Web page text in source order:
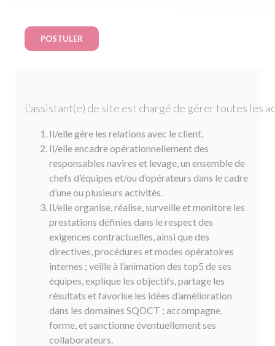
POSTULER
L’assistant(e) de site est chargé de gérer toutes
Il/elle gère les relations avec le client.
Il/elle encadre opérationnellement des
responsables navires et levage, un ensemble de
chefs d’équipes et/ou d’opérateurs dans le cadre
d’une ou plusieurs activités.
Il/elle organise, réalise, surveille et monitore les
prestations définies dans le respect des
exigences contractuelles, ainsi que des
directives, procédures et modes opératoires
internes ; veille à l’animation des top5 de ses
équipes, explique les objectifs, partage les
résultats et favorise les idées d’amélioration
dans les domaines SQDCT ; accompagne,
forme, et sanctionne éventuellement ses
collaborateurs.